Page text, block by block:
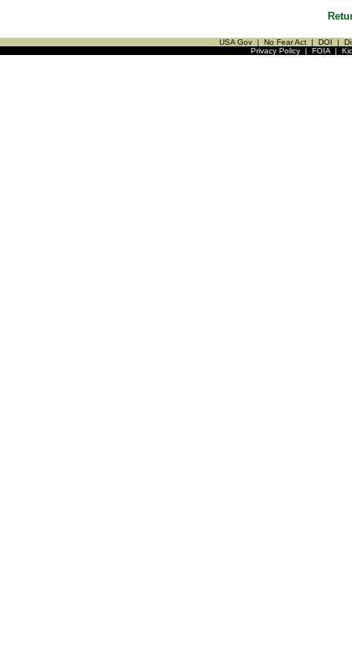
USA Gov | No Fear Act | DOI |
Privacy Policy| FOIA|